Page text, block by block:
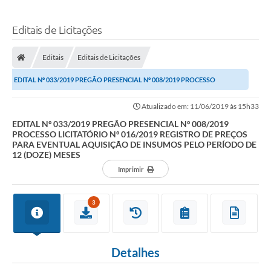
Editais de Licitações
Editais Editais de Licitações
EDITAL Nº 033/2019 PREGÃO PRESENCIAL Nº 008/2019 PROCESSO
LICITATÓRIO Nº 016/2019 REGISTRO DE PREÇOS PARA...
Atualizado em: 11/06/2019 às 15h33
EDITAL Nº 033/2019 PREGÃO PRESENCIAL Nº 008/2019
PROCESSO LICITATÓRIO Nº 016/2019 REGISTRO DE PREÇOS
PARA EVENTUAL AQUISIÇÃO DE INSUMOS PELO PERÍODO DE
12 (DOZE) MESES
Imprimir
3
Detalhes